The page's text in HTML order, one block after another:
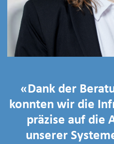
«Dank der
konnten wir die
präzise auf die
unserer